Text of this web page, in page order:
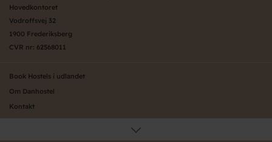
Hovedkontoret
Vodroffsvej 32
1900 Frederiksberg
CVR nr: 62568011
Book Hostels i udlandet
Om Danhostel
Kontakt